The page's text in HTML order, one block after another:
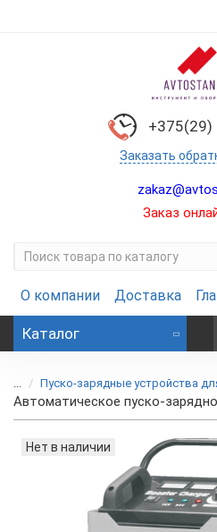
+375(29)
Заказать
Заказ
О компании Доставка
Каталог
... Пуско-зарядные устройства
Автоматическое пуско-
Нет в наличии